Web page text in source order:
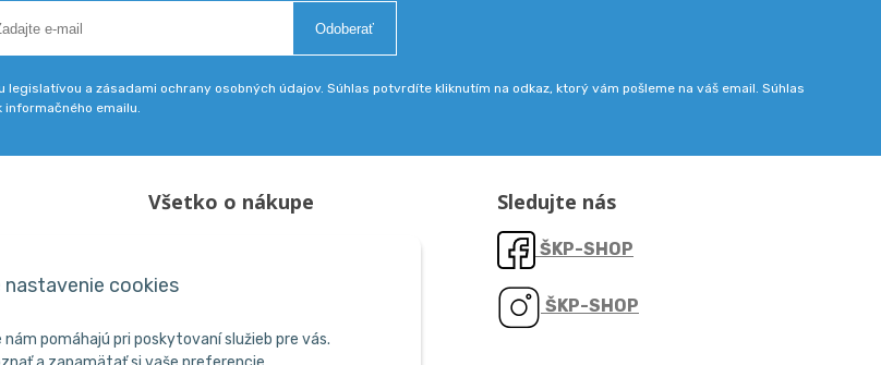
nastavenie cookies
nám pomáhajú pri poskytovaní služieb pre vás.
Odoberať
a zásadami ochrany osobných údajov. Súhlas potvrdíte kliknutím na odkaz, ktorý vám pošleme na váš email. Súhlas
informačného emailu.
Všetko o nákupe Sledujte nás
ŠKP-SHOP
ŠKP-SHOP